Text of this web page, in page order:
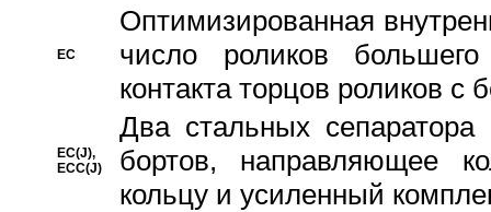
EC
Oптимизированная
число роликов
контакта торцов роликов с
EC(J),
ECC(J)
Два стальных сепаратора
бортов, направляющее
кольцу и усиленный